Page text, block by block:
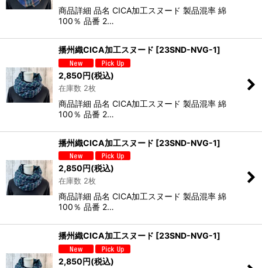
商品詳細 品名 CICA加工スヌード 製品混率 綿
100％ 品番 2…
播州織CICA加工スヌード [23SND-NVG-1]
2,850円(税込)
在庫数 2枚
商品詳細 品名 CICA加工スヌード 製品混率 綿
100％ 品番 2…
播州織CICA加工スヌード [23SND-NVG-1]
2,850円(税込)
在庫数 2枚
商品詳細 品名 CICA加工スヌード 製品混率 綿
100％ 品番 2…
播州織CICA加工スヌード [23SND-NVG-1]
2,850円(税込)